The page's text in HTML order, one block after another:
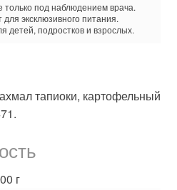
только под наблюдением врача.
эксклюзивного питания.
детей, подростков и взрослых.
тапиоки, картофельный
г